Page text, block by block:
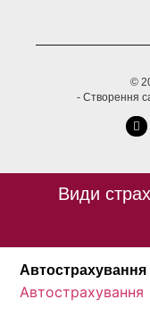
©
- Створення
Види
Автострахування